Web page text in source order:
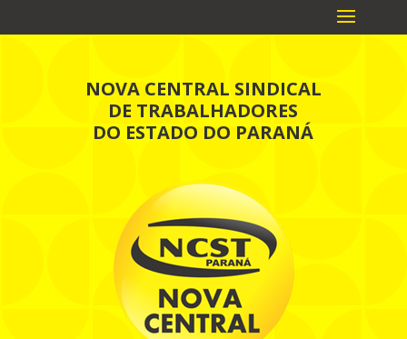
NOVA CENTRAL SINDICAL
DE TRABALHADORES
DO ESTADO DO PARANÁ